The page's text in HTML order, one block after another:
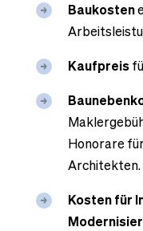
Baukosten
Kaufpreis
Honorare
Architekten.
Kosten für